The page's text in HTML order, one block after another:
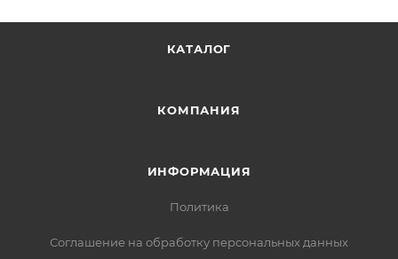
КАТАЛОГ
КОМПАНИЯ
ИНФОРМАЦИЯ
Политика
Соглашение на обработку персональных данных